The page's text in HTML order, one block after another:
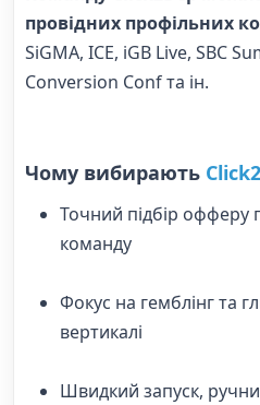
провідних профільних
SiGMA, ICE, iGB Live, SBC
Conversion Conf та ін.
Чому вибирають
Точний підбір офферу
команду
Фокус на гемблінг та
вертикалі
Швидкий запуск,